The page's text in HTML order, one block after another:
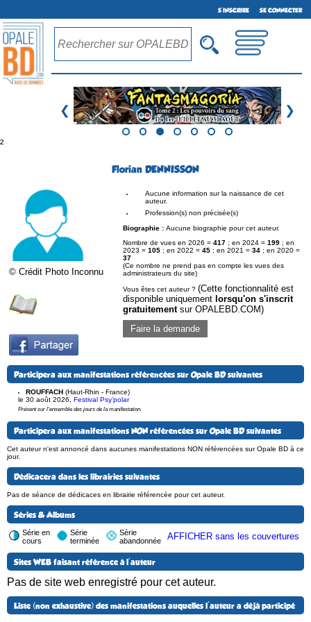
S'INSCRIRE SE CONNECTER
❮ ❯
²
Florian DENNISSON
© Crédit Photo Inconnu
Aucune information sur la naissance de cet
auteur.
Profession(s) non précisée(s)
Biographie : Aucune biographie pour cet auteur.
Nombre de vues en 2026 = 417 ; en 2024 = 199 ; en
2023 = 105 ; en 2022 = 45 ; en 2021 = 34 ; en 2020 =
37
(Ce nombre ne prend pas en compte les vues des
administrateurs du site)
Vous êtes cet auteur ? (Cette fonctionnalité est
disponible uniquement lorsqu'on s'inscrit
gratuitementsur OPALEBD.COM)
Faire la demande
Participera aux manifestations référencées sur Opale BD suivantes
ROUFFACH (Haut-Rhin - France)
le 30 août 2026
Festival Psy'polar
Présent sur l'ensemble des jours de la manifestation.
Participera aux manifestations NON référencées sur Opale BD suivantes
Cet auteur n'est annoncé dans aucunes manifestations NON référencées sur Opale BD à ce
jour.
Dédicacera dans les librairies suivantes
Pas de séance de dédicaces en librairie référencée pour cet auteur.
Séries & Albums
Série en
cours
Série
terminée
Série
abandonnée
AFFICHER sans les couvertures
Sites WEB faisant référence à l'auteur
Pas de site web enregistré pour cet auteur.
Liste (non exhaustive) des manifestations auquelles l'auteur a déjà participé